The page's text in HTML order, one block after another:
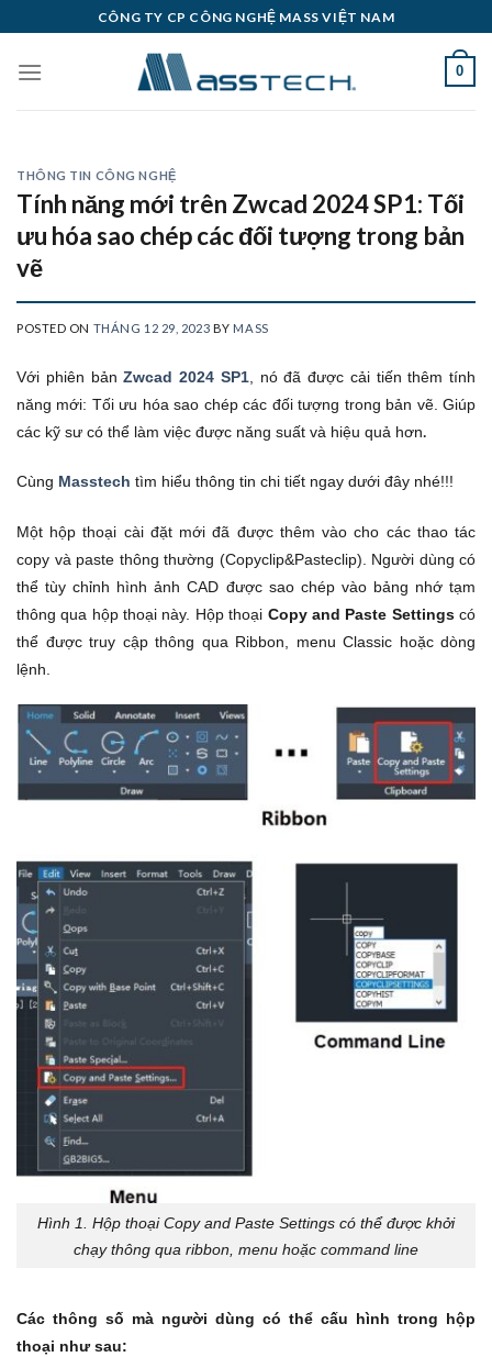
to
content
CÔNG TY CP CÔNG NGHỆ MASS VIỆT NAM
0
THÔNG TIN CÔNG NGHỆ
Tính năng mới trên Zwcad 2024 SP1: Tối
ưu hóa sao chép các đối tượng trong bản
vẽ
POSTED ON THÁNG 12 29, 2023 BY MASS
Với phiên bảnZwcad 2024 SP1, nó đã được cải tiến thêm tính
năng mới: Tối ưu hóa sao chép các đối tượng trong bản vẽ. Giúp
các kỹ sư có thể làm việc được năng suất và hiệu quả hơn
Cùng Masstech tìm hiểu thông tin chi tiết ngay dưới đây nhé!!!
Một hộp thoại cài đặt mới đã được thêm vào cho các thao tác
copy và paste thông thường (Copyclip&Pasteclip). Người dùng có
thể tùy chỉnh hình ảnh CAD được sao chép vào bảng nhớ tạm
thông qua hộp thoại này. Hộp thoại Copy and Paste Settingscó
thể được truy cập thông qua Ribbon, menu Classic hoặc dòng
lệnh.
Hình 1. Hộp thoại Copy and Paste Settings có thể được khởi
chạy thông qua ribbon, menu hoặc command line
Các thông số mà người dùng có thể cấu hình trong hộp
thoại như sau: